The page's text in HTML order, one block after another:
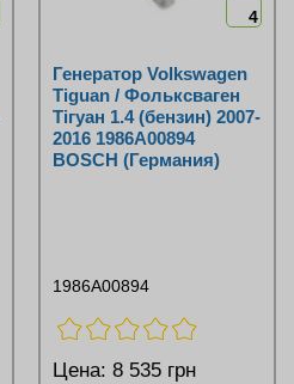
4
Генератор Volkswagen
Tiguan / Фольксваген
Тігуан 1.4 (бензин) 2007-
2016 1986A00894
BOSCH (Германия)
1986A00894
Цена: 8 535 грн